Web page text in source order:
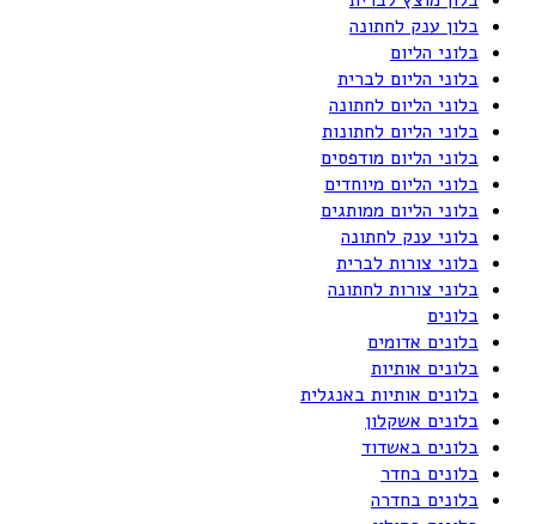
בלון ענק לחתונה
בלוני הליום
בלוני הליום לברית
בלוני הליום לחתונה
בלוני הליום לחתונות
בלוני הליום מודפסים
בלוני הליום מיוחדים
בלוני הליום ממותגים
בלוני ענק לחתונה
בלוני צורות לברית
בלוני צורות לחתונה
בלונים
בלונים אדומים
בלונים אותיות
בלונים אותיות באנגלית
בלונים אשקלון
בלונים באשדוד
בלונים בחדר
בלונים בחדרה